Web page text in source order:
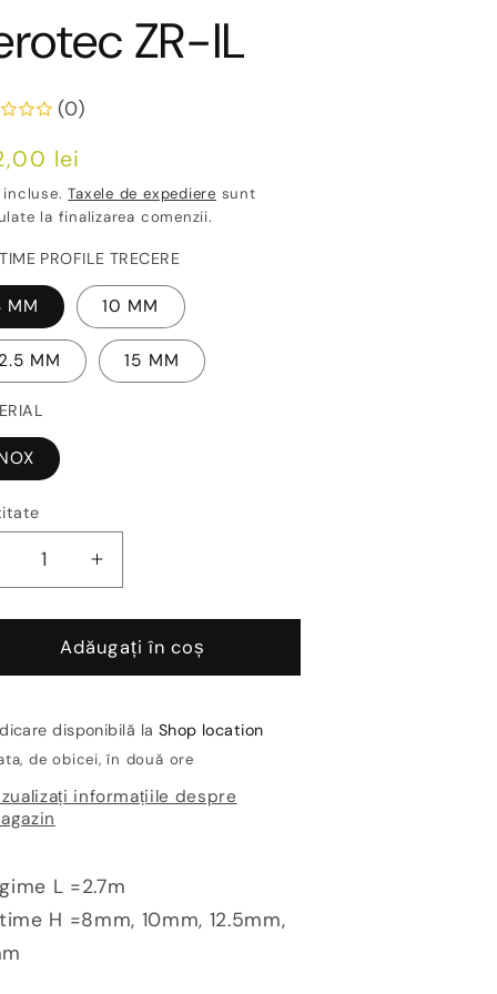
ZR-IL
(0)
lei
incluse.Taxele de expediere sunt
la finalizarea comenzii.
PROFILE TRECERE
MM 10 MM
MM 15 MM
Reduceți
Profilitec
Creșteți
cantitatea
pentru
Profil
trecere
rampa
inox
Profilitec
Zerotec
Adăugați în coș
disponibilă la Shop location
de obicei, în două ore
informațiile despre
L =2.7m
H =8mm, 10mm, 12.5mm,